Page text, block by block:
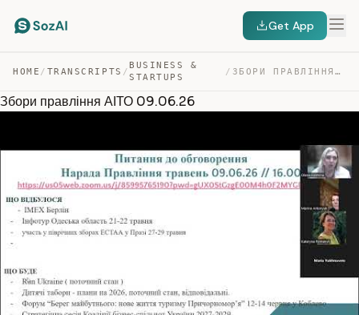
Get App
HOME / TRANSCRIPTS /
BUSINESS &
STARTUPS
/ ЗБОРИ ПРАВЛІННЯ АІТО 09.06.26 — TRANSCRIPT
Збори правління АІТО 09.06.26